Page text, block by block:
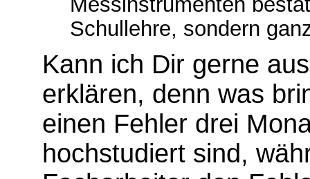
Schullehre, sondern
Kann ich Dir gerne
erklären, denn was
einen Fehler drei
hochstudiert sind,